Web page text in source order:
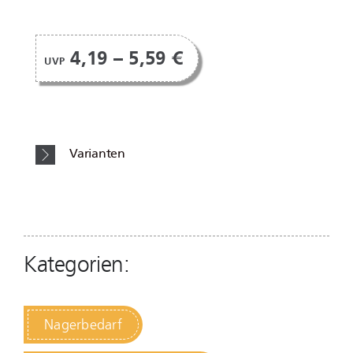
UVP 4,19 – 5,59 €
Varianten
Kategorien:
Nagerbedarf